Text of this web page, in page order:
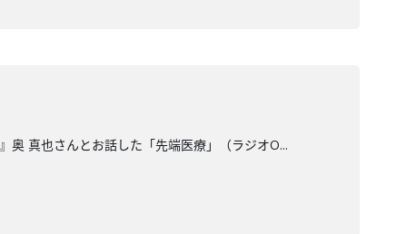
真也さんとお話した「先端医療」（ラジオO...